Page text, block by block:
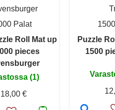
Palat
Roll Mat up
pieces
(1)
18,00 €
Puzzle
1500